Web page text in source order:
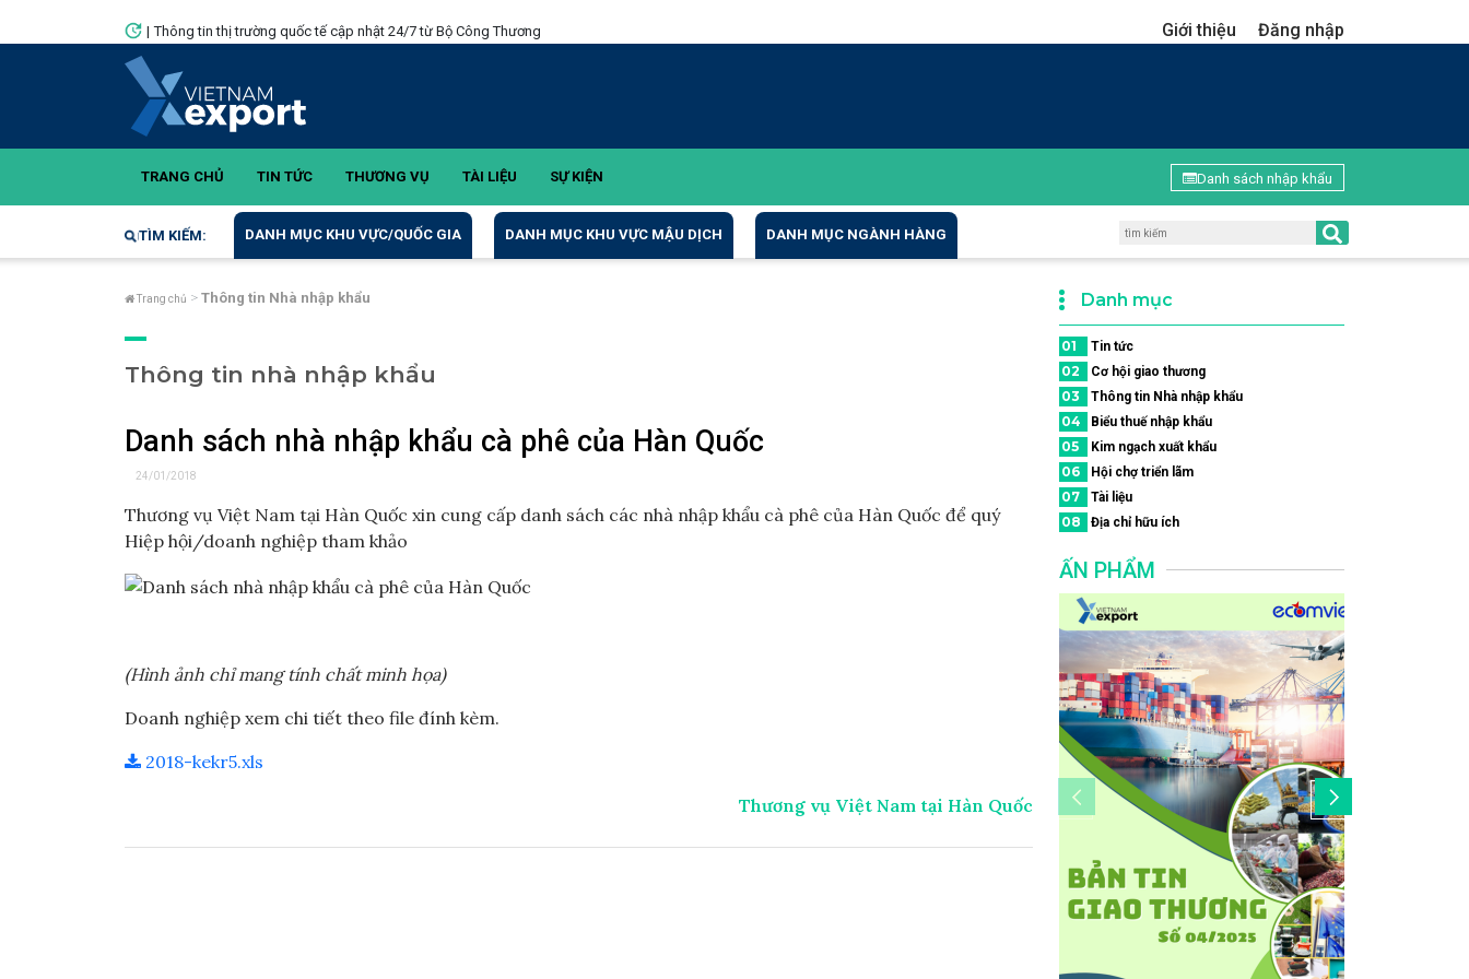
| Thông tin thị trường quốc tế cập nhật 24/7 từ Bộ Công Thương Giới thiệu Đăng nhập
TRANG CHỦ TIN TỨC THƯƠNG VỤ TÀI LIỆU SỰ KIỆN Danh sách nhập khẩu
TÌM KIẾM: DANH MỤC KHU VỰC/QUỐC GIA DANH MỤC KHU VỰC MẬU DỊCH DANH MỤC NGÀNH HÀNG
Trang chủ Thông tin Nhà nhập khẩu
Thông tin nhà nhập khẩu
Danh sách nhà nhập khẩu cà phê của Hàn Quốc
24/01/2018
Thương vụ Việt Nam tại Hàn Quốc xin cung cấp danh sách các nhà nhập khẩu cà phê của Hàn Quốc để quý
Hiệp hội/doanh nghiệp tham khảo
(Hình ảnh chỉ mang tính chất minh họa)
Doanh nghiệp xem chi tiết theo file đính kèm.
2018-kekr5.xls
Thương vụ Việt Nam tại Hàn Quốc
Danh mục
01 Tin tức
02 Cơ hội giao thương
03 Thông tin Nhà nhập khẩu
04 Biểu thuế nhập khẩu
05 Kim ngạch xuất khẩu
06 Hội chợ triển lãm
07 Tài liệu
08 Địa chỉ hữu ích
ẤN PHẨM